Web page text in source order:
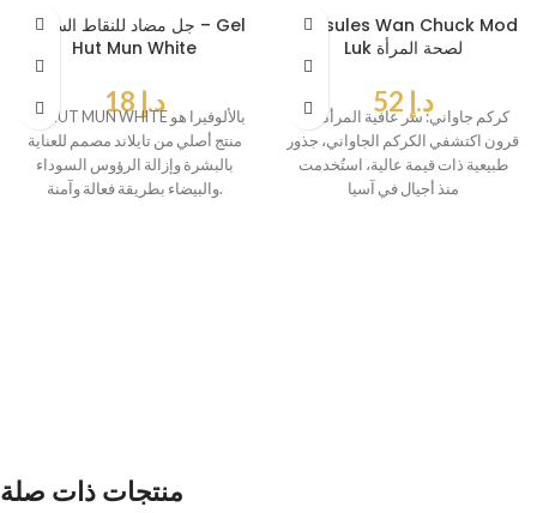
جل مضاد للنقاط السوداء – Gel
Hut Mun White
د.إ18
جل HUT MUN WHITE بالألوفيرا هو
منتج أصلي من تايلاند مصمم للعناية
بالبشرة وإزالة الرؤوس السوداء
والبيضاء بطريقة فعالة وآمنة.
Capsules Wan Chuck Mod
Luk لصحة المرأة
د.إ
كركم جاواني: سر عافية المرأة منذ
قرون اكتشفي الكركم الجاواني، جذور
طبيعية ذات قيمة عالية، استُخدمت
منذ أجيال في آسيا
منتجات ذات صلة